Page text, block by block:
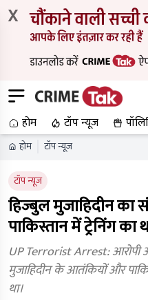
X
होम टॉप न्यूज
होम टॉप न्यूज
टॉप न्यूज
हिज्बुल मुजाहिदीन का
पाकिस्तान में ट्रेनिंग का
UP Terrorist Arrest: आरोपी
मुजाहिदीन के आतंकियों और
था।